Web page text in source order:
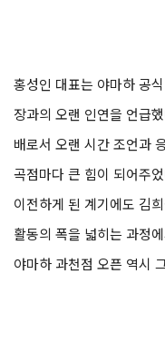
홍성인 대표는 야마하 공
장과의 오랜 인연을 언급
배로서 오랜 시간 조언과
곡점마다 큰 힘이 되어주
이전하게 된 계기에도 김
활동의 폭을 넓히는 과정
야마하 과천점 오픈 역시